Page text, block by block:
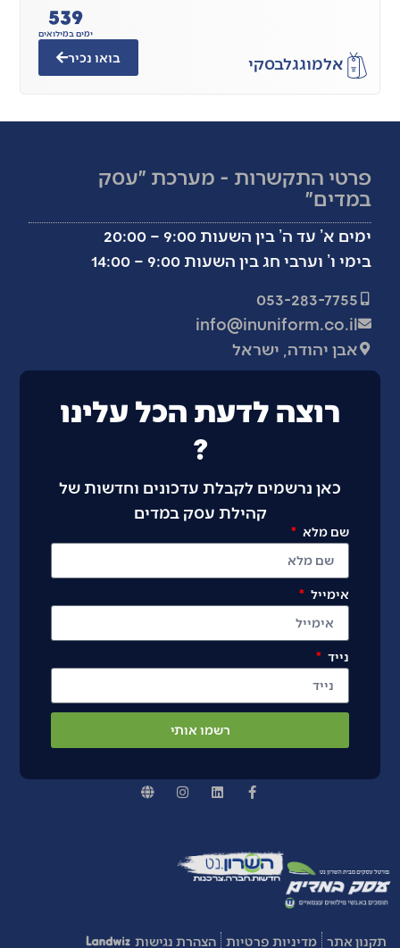
אלמוגגלבסקי
ימים במילואים
540
בואו נכיר
פרטי התקשרות - מערכת ״עסק
במדים״
ימים א’ עד ה’ בין השעות 9:00 – 20:00
בימי ו’ וערבי חג בין השעות 9:00 – 14:00
053-283-7755
info@inuniform.co.il
אבן יהודה, ישראל
רוצה לדעת הכל עלינו
?
כאן נרשמים לקבלת עדכונים וחדשות של
קהילת עסק במדים
שם מלא
אימייל
נייד
רשמו אותי
תקנון אתר מדיניות פרטיות הצהרת נגישות